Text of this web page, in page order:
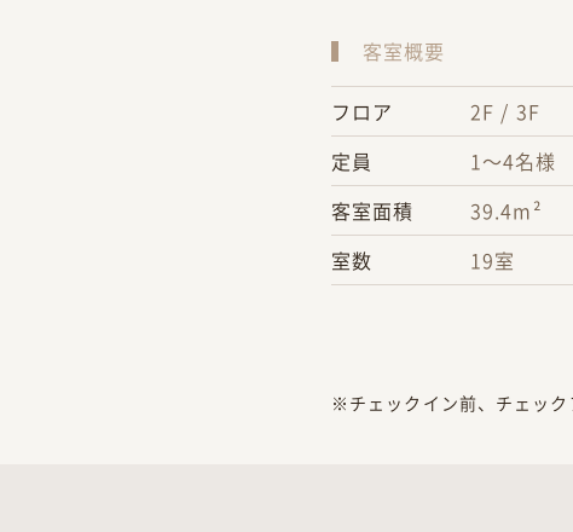
客室概要
フロア
2F / 3F
定員
1〜4名様
客室面積
39.4m²
室数
19室
※チェックイン前、チェック